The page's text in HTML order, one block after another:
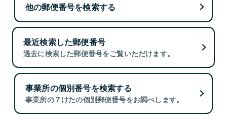
他の郵便番号を検索する
最近検索した郵便番号
過去に検索した郵便番号をご覧いただけます。
事業所の個別番号を検索する
事業所の７けたの個別郵便番号をお調べします。